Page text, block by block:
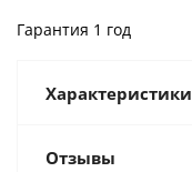
Гарантия 1 год
Характеристики
Отзывы